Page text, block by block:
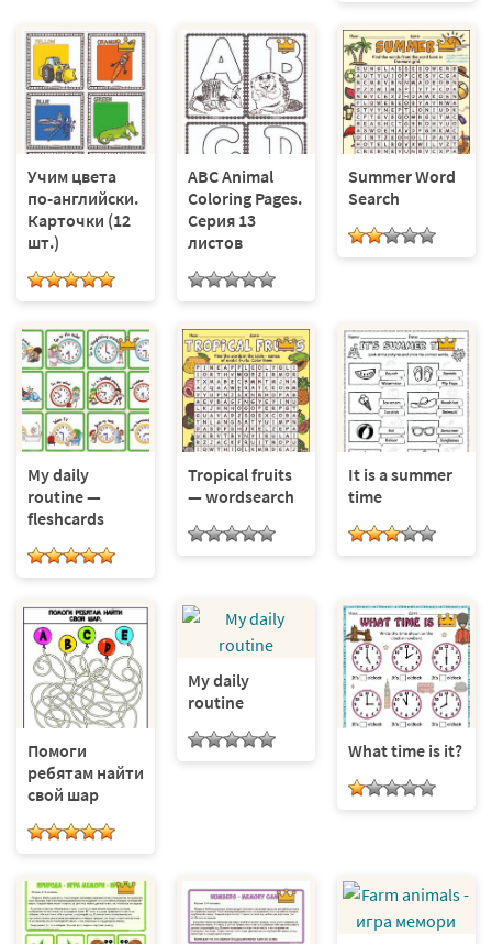
Учим цвета
по-английски.
Карточки (12
шт.)
ABC Animal
Coloring Pages.
Серия 13
листов
Summer Word
Search
My daily
routine —
fleshcards
Tropical fruits
— wordsearch
It is a summer
time
Помоги
ребятам найти
свой шар
My daily
routine
What time is it?